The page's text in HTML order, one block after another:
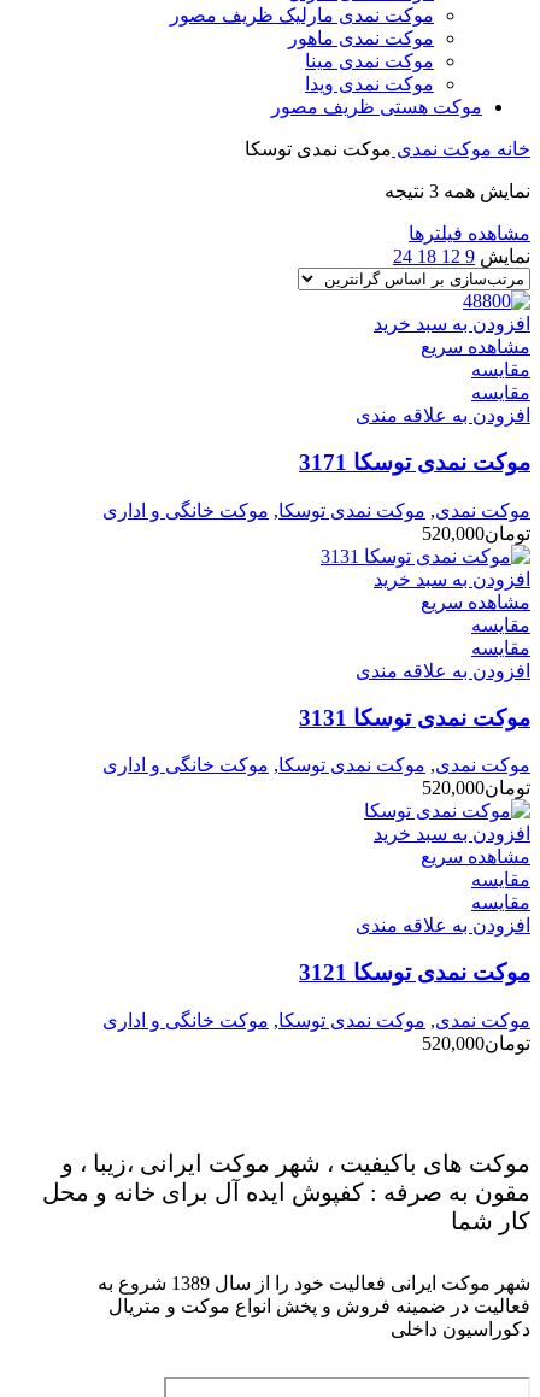
موکت نمدی مارلیک ظریف مصور
موکت نمدی ماهور
موکت نمدی مینا
موکت نمدی ویدا
موکت هستی ظریف مصور
خانه موکت نمدی موکت نمدی توسکا
نمایش همه 3 نتیجه
زیاد
کم
مشاهده فیلترها
نمایش 9
12
18
24
افزودن به سبد خرید
مشاهده سریع
مقایسه
مقایسه
افزودن به علاقه مندی
موکت نمدی توسکا 3171
موکت نمدی, موکت نمدی توسکا, موکت خانگی و اداری
تومان520,000
افزودن به سبد خرید
مشاهده سریع
مقایسه
مقایسه
افزودن به علاقه مندی
موکت نمدی توسکا 3131
موکت نمدی, موکت نمدی توسکا, موکت خانگی و اداری
تومان520,000
افزودن به سبد خرید
مشاهده سریع
مقایسه
مقایسه
افزودن به علاقه مندی
موکت نمدی توسکا 3121
موکت نمدی, موکت نمدی توسکا, موکت خانگی و اداری
تومان520,000
موکت های باکیفیت ، شهر موکت ایرانی ،زیبا ، و
مقون به صرفه : کفپوش ایده آل برای خانه و محل
کار شما
شهر موکت ایرانی فعالیت خود را از سال 1389 شروع به
فعالیت در ضمینه فروش و پخش انواع موکت و متریال
دکوراسیون داخلی